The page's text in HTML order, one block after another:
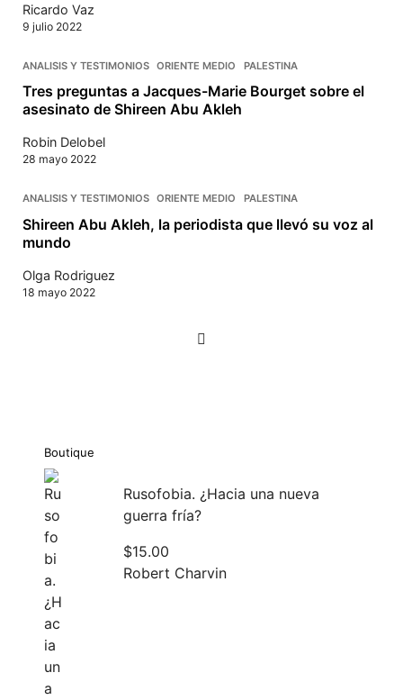
Ricardo Vaz
9 julio 2022
ANALISIS Y TESTIMONIOS ORIENTE MEDIO PALESTINA
Tres preguntas a Jacques-Marie Bourget sobre el
asesinato de Shireen Abu Akleh
Robin Delobel
28 mayo 2022
ANALISIS Y TESTIMONIOS ORIENTE MEDIO PALESTINA
Shireen Abu Akleh, la periodista que llevó su voz al
mundo
Olga Rodriguez
18 mayo 2022
Boutique
Rusofobia. ¿Hacia una nueva
guerra fría?
$15.00
Robert Charvin